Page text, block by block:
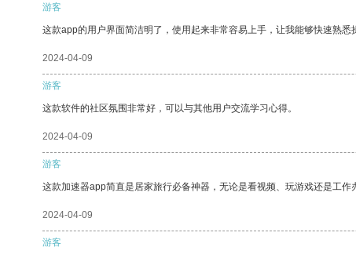
游客
这款app的用户界面简洁明了，使用起来非常容易上手，让我能够快速熟悉
2024-04-09
游客
这款软件的社区氛围非常好，可以与其他用户交流学习心得。
2024-04-09
游客
这款加速器app简直是居家旅行必备神器，无论是看视频、玩游戏还是工作
2024-04-09
游客